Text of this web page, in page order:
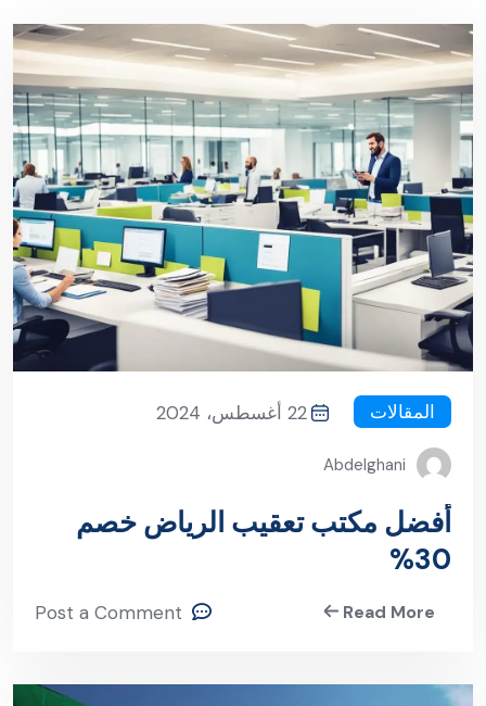
المقالات 22 أغسطس، 2024
Abdelghani
أفضل مكتب تعقيب الرياض خصم
30%
Read More
Post a Comment